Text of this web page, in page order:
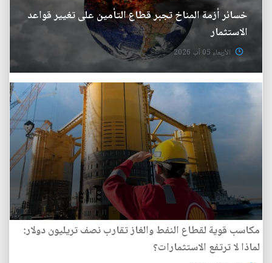
خسائر أزمة المناخ تجبر قطاع التأمين على تغيير قواعد
الاستثمار
الأربعاء 05 آب 2026
مكاسب قوية لقطاع النفط والغاز تقارب نصف تريليون دولار:
لماذا لا ترتفع الاستثمارات؟